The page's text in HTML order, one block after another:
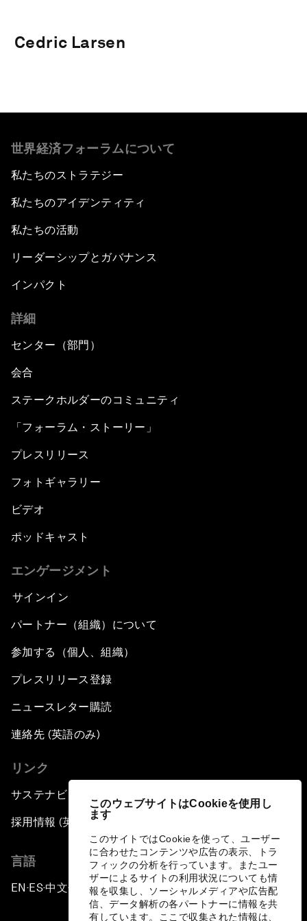
このウェブサイトはCookieを使用し
ます
このサイトではCookieを使って、ユーザー
に合わせたコンテンツや広告の表示、トラ
フィックの分析を行っています。またユー
ザーによるサイトの利用状況についても情
報を収集し、ソーシャルメディアや広告配
信、データ解析の各パートナーに情報を共
有しています。ここで収集された情報は、
Cedric Larsen
世界経済フォーラムについて
私たちのストラテジー
私たちのアイデンティティ
私たちの活動
リーダーシップとガバナンス
インパクト
詳細
センター（部門）
会合
ステークホルダーのコミュニティ
「フォーラム・ストーリー」
プレスリリース
フォトギャラリー
ビデオ
ポッドキャスト
エンゲージメント
サインイン
パートナー（組織）について
参加する（個人、組織）
プレスリリース登録
ニュースレター購読
連絡先 (英語のみ)
リンク
サステナビリティへの取り組み
採用情報 (英語のみ)
言語
EN ▪ES▪中文▪ 日本語